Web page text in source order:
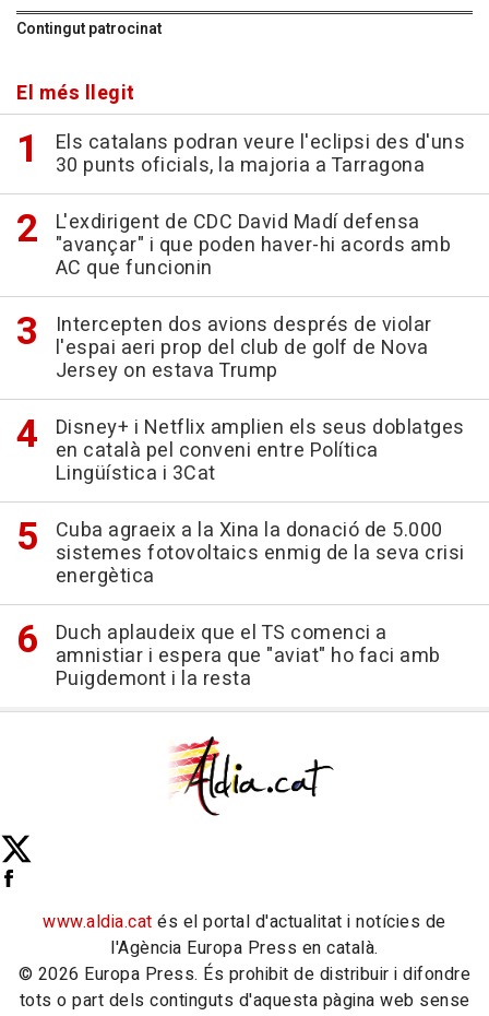
Contingut patrocinat
El més llegit
Els catalans podran veure l'eclipsi des d'uns
30 punts oficials, la majoria a Tarragona
L'exdirigent de CDC David Madí defensa
"avançar" i que poden haver-hi acords amb
AC que funcionin
Intercepten dos avions després de violar
l'espai aeri prop del club de golf de Nova
Jersey on estava Trump
Disney+ i Netflix amplien els seus doblatges
en català pel conveni entre Política
Lingüística i 3Cat
Cuba agraeix a la Xina la donació de 5.000
sistemes fotovoltaics enmig de la seva crisi
energètica
Duch aplaudeix que el TS comenci a
amnistiar i espera que "aviat" ho faci amb
Puigdemont i la resta
www.aldia.cat és el portal d'actualitat i notícies de
l'Agència Europa Press en català.
© 2026 Europa Press. És prohibit de distribuir i difondre
tots o part dels continguts d'aquesta pàgina web sense